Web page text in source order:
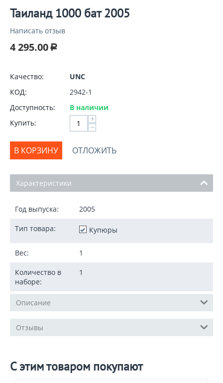
Таиланд 1000 бат 2005
Написать отзыв
4 295.00 Р
Качество:
UNC
КОД:
2942-1
Доступность:
В наличии
Купить:
+
−
В КОРЗИНУ ОТЛОЖИТЬ
Характеристики
Год выпуска: 2005
Тип товара: Купюры
Вес: 1
Количество в
наборе:
1
Описание
Отзывы
С этим товаром покупают